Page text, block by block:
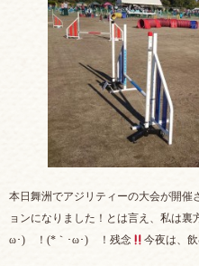
本日舞洲でアジリティーの大会が開催
ョンになりました！とは言え、私は
ω･)ゞ！(*｀･ω･)ゞ！残念
今夜は、飲